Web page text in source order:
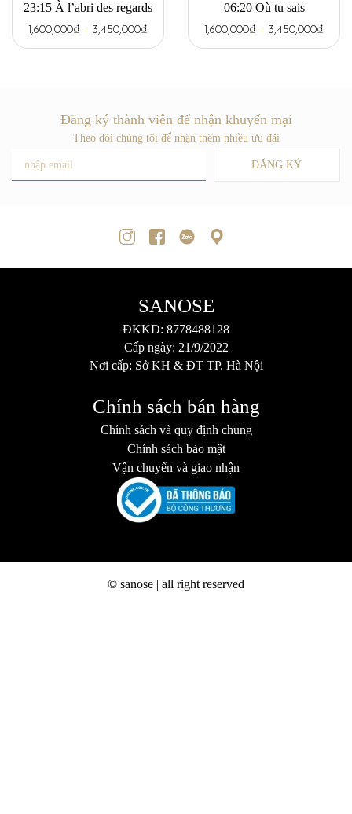
23:15 À l’abri des regards
1,600,000₫ – 3,450,000₫
06:20 Où tu sais
1,600,000₫ – 3,450,000₫
Đăng ký thành viên để nhận khuyến mại
Theo dõi chúng tôi để nhận thêm nhiều ưu đãi
ĐĂNG KÝ
SANOSE
ĐKKD: 8778488128
Cấp ngày: 21/9/2022
Nơi cấp: Sở KH & ĐT TP. Hà Nội
Chính sách bán hàng
Chính sách và quy định chung
Chính sách bảo mật
Vận chuyển và giao nhận
© sanose | all right reserved